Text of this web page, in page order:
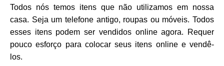
Todos nós temos itens que não utilizamos em nossa
casa. Seja um telefone antigo, roupas ou móveis. Todos
esses itens podem ser vendidos online agora. Requer
pouco esforço para colocar seus itens online e vendê-
los.